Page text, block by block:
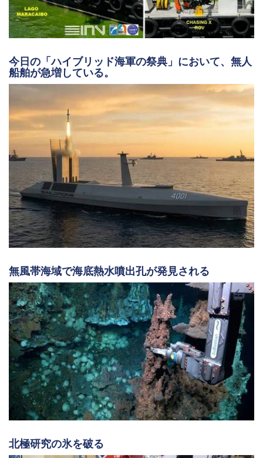
今日の「ハイブリッド海軍の祭典」において、無人
船舶が急増している。
無風帯海域で海底熱水噴出孔が発見される
北極研究の氷を破る